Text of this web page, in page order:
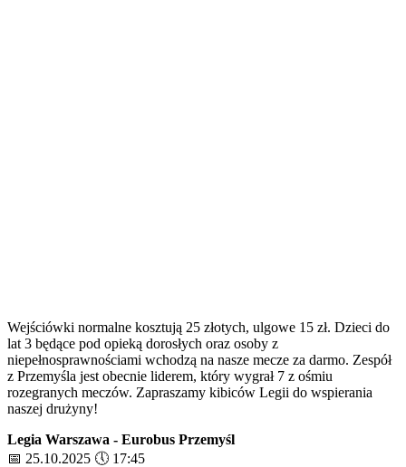
Wejściówki normalne kosztują 25 złotych, ulgowe 15 zł. Dzieci do
lat 3 będące pod opieką dorosłych oraz osoby z
niepełnosprawnościami wchodzą na nasze mecze za darmo. Zespół
z Przemyśla jest obecnie liderem, który wygrał 7 z ośmiu
rozegranych meczów. Zapraszamy kibiców Legii do wspierania
naszej drużyny!
Legia Warszawa - Eurobus Przemyśl
📅 25.10.2025 🕔 17:45